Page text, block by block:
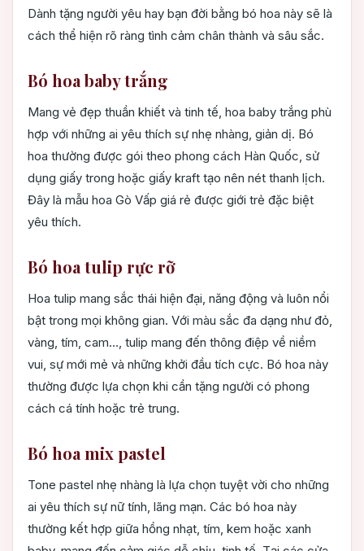
Dành tặng người yêu hay bạn đời bằng bó hoa này sẽ là
cách thể hiện rõ ràng tình cảm chân thành và sâu sắc.
Bó hoa baby trắng
Mang vẻ đẹp thuần khiết và tinh tế, hoa baby trắng phù
hợp với những ai yêu thích sự nhẹ nhàng, giản dị. Bó
hoa thường được gói theo phong cách Hàn Quốc, sử
dụng giấy trong hoặc giấy kraft tạo nên nét thanh lịch.
Đây là mẫu hoa Gò Vấp giá rẻ được giới trẻ đặc biệt
yêu thích.
Bó hoa tulip rực rỡ
Hoa tulip mang sắc thái hiện đại, năng động và luôn nổi
bật trong mọi không gian. Với màu sắc đa dạng như đỏ,
vàng, tím, cam…, tulip mang đến thông điệp về niềm
vui, sự mới mẻ và những khởi đầu tích cực. Bó hoa này
thường được lựa chọn khi cần tặng người có phong
cách cá tính hoặc trẻ trung.
Bó hoa mix pastel
Tone pastel nhẹ nhàng là lựa chọn tuyệt vời cho những
ai yêu thích sự nữ tính, lãng mạn. Các bó hoa này
thường kết hợp giữa hồng nhạt, tím, kem hoặc xanh